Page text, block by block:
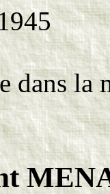
dans la